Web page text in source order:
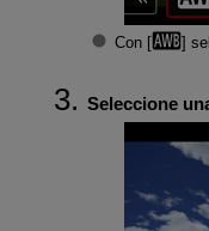
Con [ ]
Seleccione